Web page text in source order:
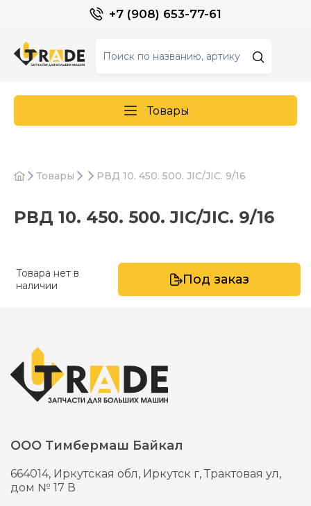
+7 (908) 653-77-61
Товары
Товары РВД 10. 450. 500. JIC/JIC. 9/16
РВД 10. 450. 500. JIC/JIC. 9/16
Товара нет в
наличии
Под заказ
ООО Тимбермаш Байкал
664014, Иркутская обл, Иркутск г,Трактовая ул,
дом № 17 В